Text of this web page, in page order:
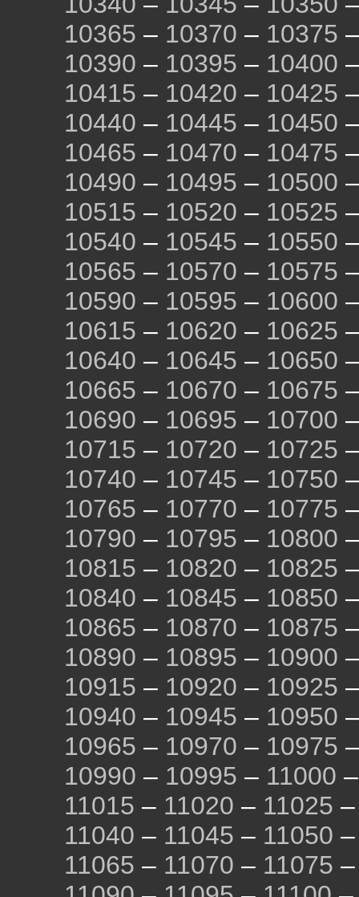
10365 – 10370 – 10375
10390 – 10395 – 10400
10415 – 10420 – 10425
10440 – 10445 – 10450
10465 – 10470 – 10475
10490 – 10495 – 10500
10515 – 10520 – 10525
10540 – 10545 – 10550
10565 – 10570 – 10575
10590 – 10595 – 10600
10615 – 10620 – 10625
10640 – 10645 – 10650
10665 – 10670 – 10675
10690 – 10695 – 10700
10715 – 10720 – 10725
10740 – 10745 – 10750
10765 – 10770 – 10775
10790 – 10795 – 10800
10815 – 10820 – 10825
10840 – 10845 – 10850
10865 – 10870 – 10875
10890 – 10895 – 10900
10915 – 10920 – 10925
10940 – 10945 – 10950
10965 – 10970 – 10975
10990 – 10995 – 11000
11015 – 11020 – 11025
11040 – 11045 – 11050
11065 – 11070 – 11075